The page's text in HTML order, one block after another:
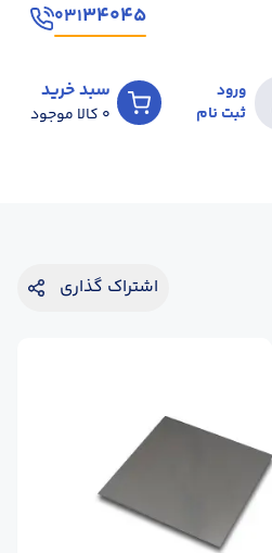
۳۴۰۴۵۰۳۱
ورود
ثبت نام
سبد خرید
0 کالا موجود
اشتراک گذاری